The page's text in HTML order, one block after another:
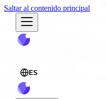
Saltar al contenido principal
ES